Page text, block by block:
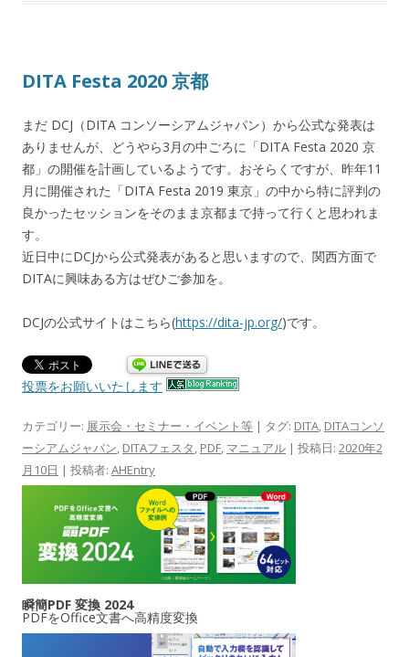
DITA Festa 2020 京都
まだ DCJ（DITA コンソーシアムジャパン）から公式な発表は
ありませんが、どうやら3月の中ごろに「DITA Festa 2020 京
都」の開催を計画しているようです。おそらくですが、昨年11
月に開催された「DITA Festa 2019 東京」の中から特に評判の
良かったセッションをそのまま京都まで持って行くと思われま
す。
近日中にDCJから公式発表があると思いますので、関西方面で
DITAに興味ある方はぜひご参加を。
DCJの公式サイトはこちら(https://dita-jp.org/)です。
投票をお願いいたします
カテゴリー: 展示会・セミナー・イベント等 | タグ: DITA DITAコンソ
ーシアムジャパン DITAフェスタ PDF マニュアル | 投稿日: 2020年2
月10日 | 投稿者: AHEntry
瞬簡PDF 変換 2024
PDFをOffice文書へ高精度変換